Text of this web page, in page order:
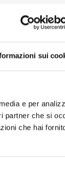
sui
e per
partner che si
che hai